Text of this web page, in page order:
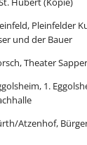
Pleinfelder
und der Bauer
Theater
1.
Atzenhof,